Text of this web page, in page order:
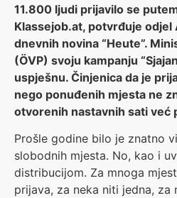
11.800 ljudi prijavilo se
Klassejob.at, potvrđuje odjel
dnevnih novina “Heute”.
(ÖVP) svoju kampanju
uspješnu. Činjenica da je
nego ponuđenih mjesta ne
otvorenih nastavnih sati već
Prošle godine bilo je znatno
slobodnih mjesta. No, kao i
distribucijom. Za mnoga
prijava, za neka niti jedna, za